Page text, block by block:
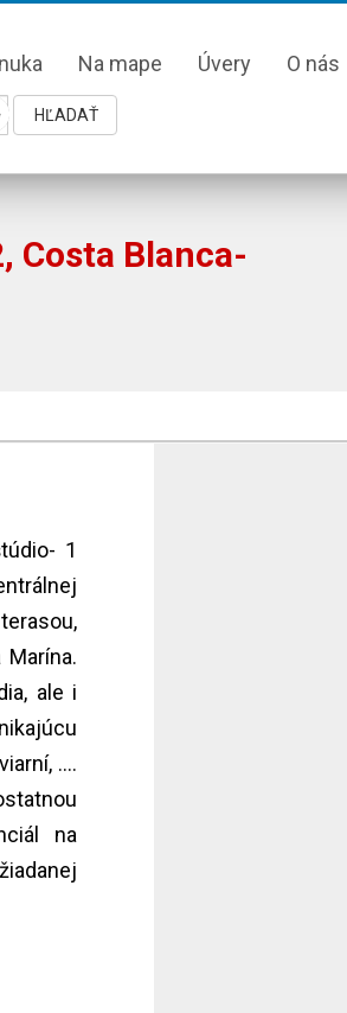
Na mape Úvery O nás
HĽADAŤ
Costa Blanca-
1
ale i
....
na